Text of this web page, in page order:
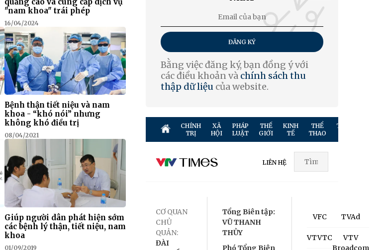
"nam khoa" trái phép
16/04/2024
Bệnh thận tiết niệu và nam
khoa - “khó nói” nhưng
không khó điều trị
08/04/2021
Giúp người dân phát hiện sớm
các bệnh lý thận, tiết niệu, nam
khoa
01/09/2019
ĐĂNG KÝ
Bằng việc đăng ký, bạn đồng ý với
các điều khoản và chính sách thu
thập dữ liệu của website.
CHÍNH
TRỊ
XÃ
HỘI
PHÁP
LUẬT
THẾ
GIỚI
KINH
TẾ
THỂ
THAO
TRUYỀN
LIÊN HỆ
CƠ QUAN
CHỦ
QUẢN:
ĐÀI
Tổng Biên tập:
VŨ THANH
THỦY
Phó Tổng Biên
VFC
VTVTC
TVAd
VTV
Broadcom